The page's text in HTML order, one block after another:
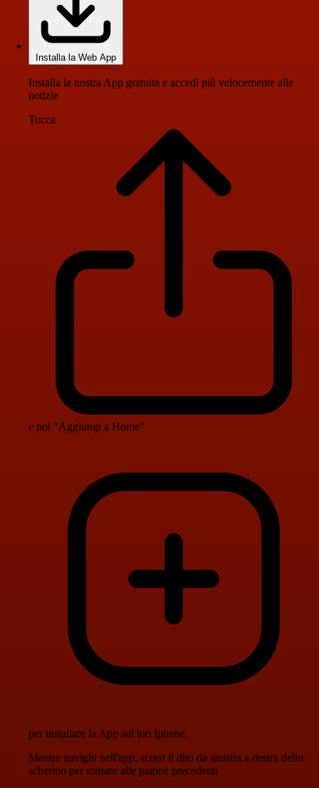
Installa la Web App
Installa la nostra App gratuita e accedi più velocemente alle
notizie
Tocca
e poi "Aggiungi a Home"
per installare la App sul tuo Iphone.
Mentre navighi nell'app, scorri il dito da sinistra a destra dello
schermo per tornare alle pagine precedenti